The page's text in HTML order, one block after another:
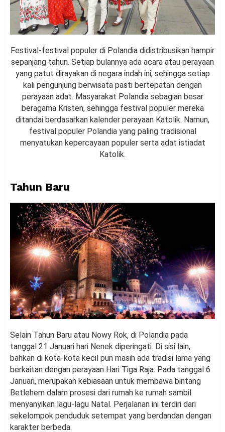
Festival-festival populer di Polandia didistribusikan hampir
sepanjang tahun. Setiap bulannya ada acara atau perayaan
yang patut dirayakan di negara indah ini, sehingga setiap
kali pengunjung berwisata pasti bertepatan dengan
perayaan adat. Masyarakat Polandia sebagian besar
beragama Kristen, sehingga festival populer mereka
ditandai berdasarkan kalender perayaan Katolik. Namun,
festival populer Polandia yang paling tradisional
menyatukan kepercayaan populer serta adat istiadat
Katolik.
Tahun Baru
Selain Tahun Baru atau Nowy Rok, di Polandia pada
tanggal 21 Januari hari Nenek diperingati. Di sisi lain,
bahkan di kota-kota kecil pun masih ada tradisi lama yang
berkaitan dengan perayaan Hari Tiga Raja. Pada tanggal 6
Januari, merupakan kebiasaan untuk membawa bintang
Betlehem dalam prosesi dari rumah ke rumah sambil
menyanyikan lagu-lagu Natal. Perjalanan ini terdiri dari
sekelompok penduduk setempat yang berdandan dengan
karakter berbeda.